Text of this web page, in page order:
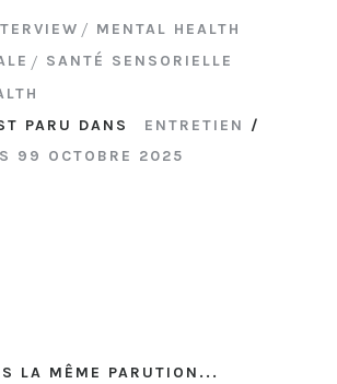
MENTAL HEALTH
SANTÉ SENSORIELLE
PARU DANS
ENTRETIEN /
99 OCTOBRE 2025
LA MÊME PARUTION...